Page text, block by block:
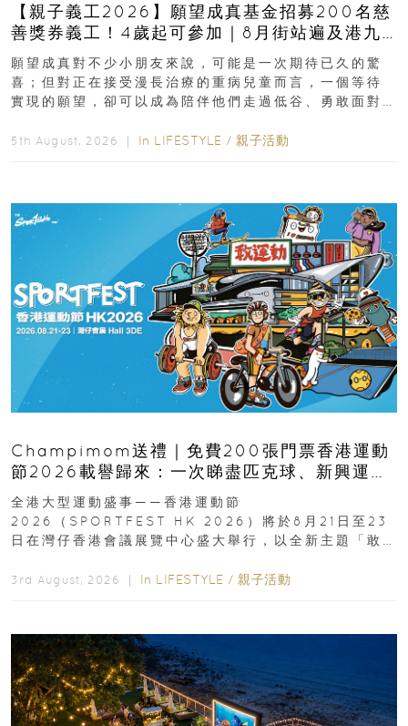
【親子義工2026】願望成真基金招募200名慈
善獎券義工！4歲起可參加｜8月街站遍及港九
新界
願望成真對不少小朋友來說，可能是一次期待已久的驚
喜；但對正在接受漫長治療的重病兒童而言，一個等待
實現的願望，卻可以成為陪伴他們走過低谷、勇敢面對
5th August, 2026 ｜ In LIFESTYLE / 親子活動
Champimom送禮｜免費200張門票香港運動
節2026載譽歸來：一次睇盡匹克球、新興運
動、街舞比賽＋逾百運動品牌展覽
全港大型運動盛事——香港運動節
2026（SPORTFEST HK 2026）將於8月21日至23
日在灣仔香港會議展覽中心盛大舉行，以全新主題「敢
3rd August, 2026 ｜ In LIFESTYLE / 親子活動